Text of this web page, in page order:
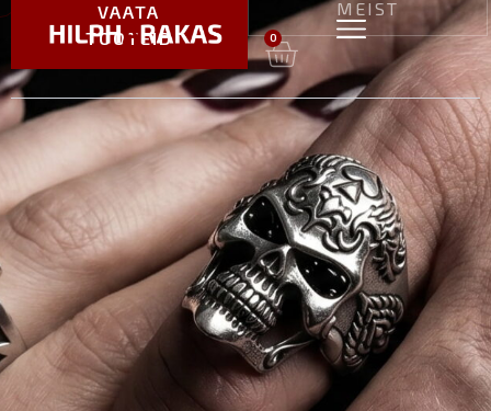
0
VAATA
TOOTEID
MEIST